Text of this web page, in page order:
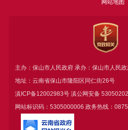
网站地图
主办：保山市人民政府 承办：保山市人民
地址：云南省保山市隆阳区同仁街26号
滇ICP备12002983号滇公网安备
网站标识码：5305000006 政务热线：